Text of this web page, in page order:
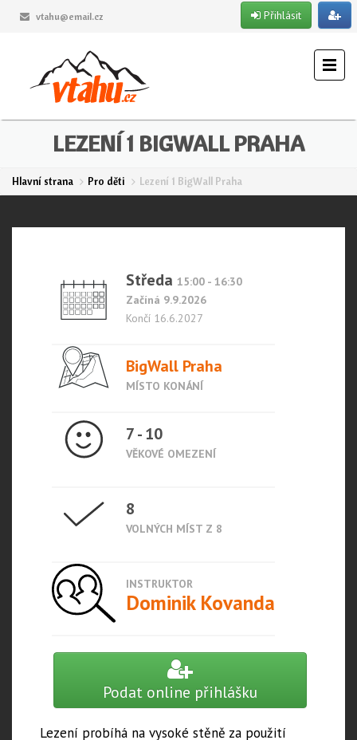
vtahu@email.cz Přihlásit
LEZENÍ 1 BIGWALL PRAHA
Hlavní strana Pro děti Lezení 1 BigWall Praha
Středa 15:00 - 16:30
Začíná 9.9.2026
Končí 16.6.2027
BigWall Praha
MÍSTO KONÁNÍ
7 - 10
VĚKOVÉ OMEZENÍ
8
VOLNÝCH MÍST Z 8
INSTRUKTOR
Dominik Kovanda
Podat online přihlášku
Lezení probíhá na vysoké stěně za použití